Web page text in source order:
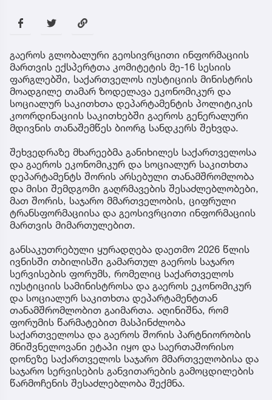
გაეროს გლობალური გეოსივრცითი ინფორმაციის
მართვის ექსპერტთა კომიტეტის მე-16 სესიის
ფარგლებში, საქართველოს იუსტიციის მინისტრის
მოადგილე თამარ ზოდელავა ეკონომიკურ და
სოციალურ საკითხთა დეპარტამენტის პოლიტიკის
კოორდინაციის საკითხებში გაეროს გენერალური
მდივნის თანაშემწეს ბიორგ სანდკერს შეხვდა.
შეხვედრაზე მხარეებმა განიხილეს საქართველოსა
და გაეროს ეკონომიკურ და სოციალურ საკითხთა
დეპარტამენტს შორის არსებული თანამშრომლობა
და მისი შემდგომი გაღრმავების შესაძლებლობები,
მათ შორის, საჯარო მმართველობის, ციფრული
ტრანსფორმაციისა და გეოსივრცითი ინფორმაციის
მართვის მიმართულებით.
განსაკუთრებული ყურადღება დაეთმო 2026 წლის
ივნისში თბილისში გამართულ გაეროს საჯარო
სერვისების ფორუმს, რომელიც საქართველოს
იუსტიციის სამინისტროსა და გაეროს ეკონომიკურ
და სოციალურ საკითხთა დეპარტამენტთან
თანამშრომლობით გაიმართა. აღინიშნა, რომ
ფორუმის წარმატებით მასპინძლობა
საქართველოსა და გაეროს შორის პარტნიორობის
მნიშვნელოვანი ეტაპი იყო და საერთაშორისო
დონეზე საქართველოს საჯარო მმართველობისა და
საჯარო სერვისების განვითარების გამოცდილების
წარმოჩენის შესაძლებლობა შექმნა.